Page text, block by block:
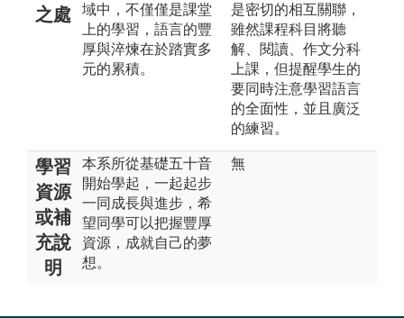
之處
域中，不僅僅是課堂
上的學習，語言的豐
厚與淬煉在於踏實多
元的累積。
是密切的相互關聯，
雖然課程科目將聽
解、閱讀、作文分科
上課，但提醒學生的
要同時注意學習語言
的全面性，並且廣泛
的練習。
學習
資源
或補
充說
明
本系所從基礎五十音
開始學起，一起起步
一同成長與進步，希
望同學可以把握豐厚
資源，成就自己的夢
想。
無